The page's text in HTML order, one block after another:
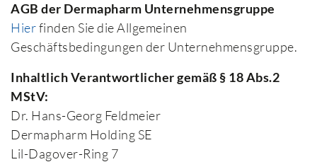
AGB der Dermapharm Unternehmensgruppe
Hierfinden Sie die Allgemeinen
Geschäftsbedingungen der Unternehmensgruppe.
Inhaltlich Verantwortlicher gemäß § 18 Abs.2
MStV:
Dr. Hans-Georg Feldmeier
Dermapharm Holding SE
Lil-Dagover-Ring 7